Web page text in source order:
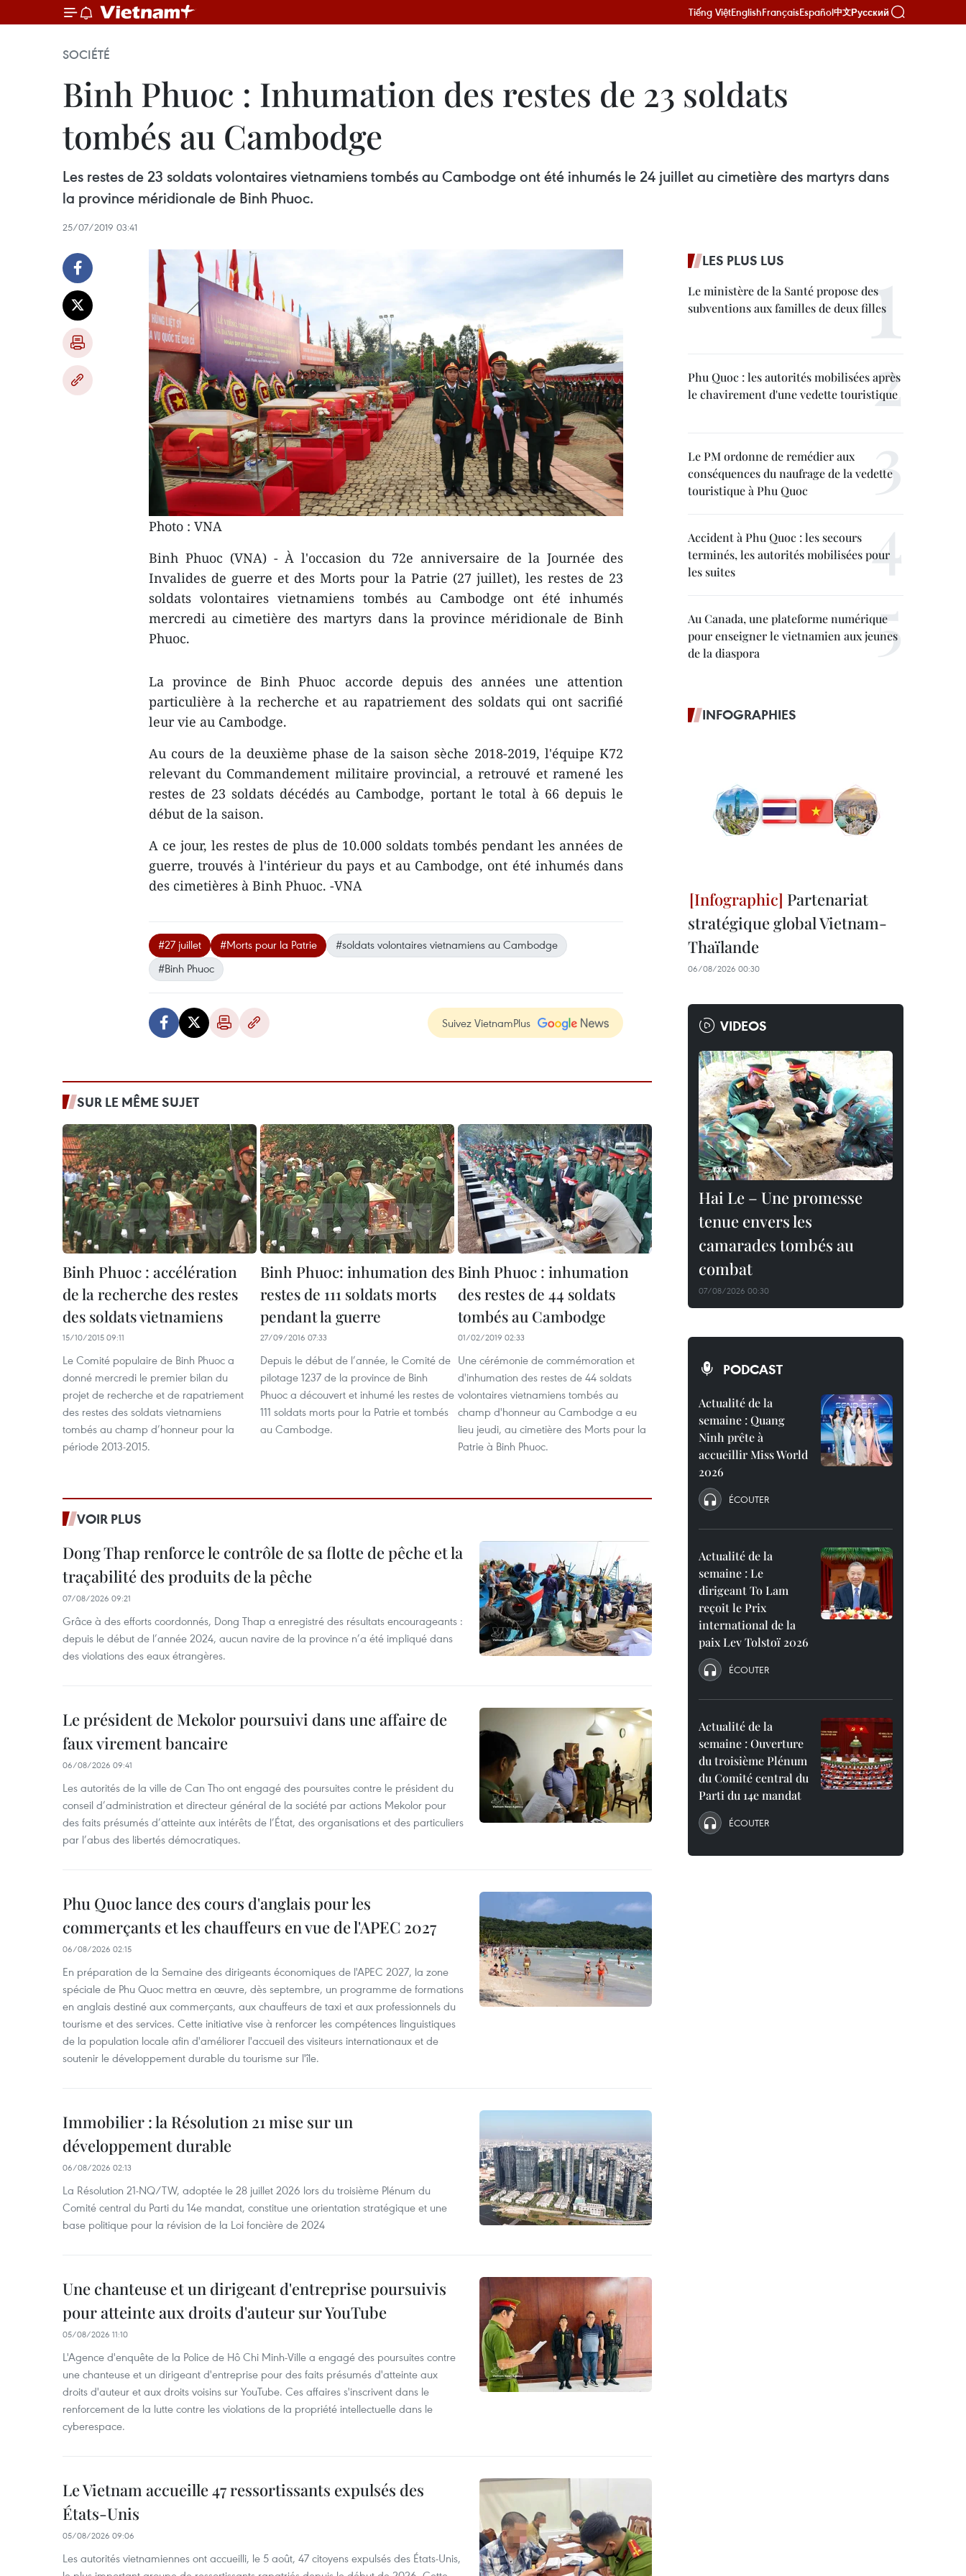
Tiếng ViệtEnglishFrançaisEspañol中文Русский
SOCIÉTÉ
Binh Phuoc : Inhumation des restes de 23 soldats
tombés au Cambodge
Les restes de 23 soldats volontaires vietnamiens tombés au Cambodge ont été inhumés le 24 juillet au cimetière des martyrs dans
la province méridionale de Binh Phuoc.
25/07/2019 03:41
Photo : VNA
Binh Phuoc (VNA) - À l'occasion du 72e anniversaire de la Journée des
Invalides de guerre et des Morts pour la Patrie (27 juillet), les restes de 23
soldats volontaires vietnamiens tombés au Cambodge ont été inhumés
mercredi au cimetière des martyrs dans la province méridionale de Binh
Phuoc.
La province de Binh Phuoc accorde depuis des années une attention
particulière à la recherche et au rapatriement des soldats qui ont sacrifié
leur vie au Cambodge.
Au cours de la deuxième phase de la saison sèche 2018-2019, l'équipe K72
relevant du Commandement militaire provincial, a retrouvé et ramené les
restes de 23 soldats décédés au Cambodge, portant le total à 66 depuis le
début de la saison.
A ce jour, les restes de plus de 10.000 soldats tombés pendant les années de
guerre, trouvés à l'intérieur du pays et au Cambodge, ont été inhumés dans
des cimetières à Binh Phuoc. -VNA
#27 juillet #Morts pour la Patrie
#soldats volontaires vietnamiens au Cambodge
#Binh Phuoc
Suivez VietnamPlus
SUR LE MÊME SUJET
Binh Phuoc : accélération
de la recherche des restes
des soldats vietnamiens
15/10/2015 09:11
Le Comité populaire de Binh Phuoc a
donné mercredi le premier bilan du
projet de recherche et de rapatriement
des restes des soldats vietnamiens
tombés au champ d’honneur pour la
période 2013-2015.
Binh Phuoc: inhumation des
restes de 111 soldats morts
pendant la guerre
27/09/2016 07:33
Depuis le début de l’année, le Comité de
pilotage 1237 de la province de Binh
Phuoc a découvert et inhumé les restes de
111 soldats morts pour la Patrie et tombés
au Cambodge.
Binh Phuoc : inhumation
des restes de 44 soldats
tombés au Cambodge
01/02/2019 02:33
Une cérémonie de commémoration et
d'inhumation des restes de 44 soldats
volontaires vietnamiens tombés au
champ d'honneur au Cambodge a eu
lieu jeudi, au cimetière des Morts pour la
Patrie à Binh Phuoc.
VOIR PLUS
Dong Thap renforce le contrôle de sa flotte de pêche et la
traçabilité des produits de la pêche
07/08/2026 09:21
Grâce à des efforts coordonnés, Dong Thap a enregistré des résultats encourageants :
depuis le début de l’année 2024, aucun navire de la province n’a été impliqué dans
des violations des eaux étrangères.
Le président de Mekolor poursuivi dans une affaire de
faux virement bancaire
06/08/2026 09:41
Les autorités de la ville de Can Tho ont engagé des poursuites contre le président du
conseil d’administration et directeur général de la société par actions Mekolor pour
des faits présumés d’atteinte aux intérêts de l’État, des organisations et des particuliers
par l’abus des libertés démocratiques.
Phu Quoc lance des cours d'anglais pour les
commerçants et les chauffeurs en vue de l'APEC 2027
06/08/2026 02:15
En préparation de la Semaine des dirigeants économiques de l'APEC 2027, la zone
spéciale de Phu Quoc mettra en œuvre, dès septembre, un programme de formations
en anglais destiné aux commerçants, aux chauffeurs de taxi et aux professionnels du
tourisme et des services. Cette initiative vise à renforcer les compétences linguistiques
de la population locale afin d'améliorer l'accueil des visiteurs internationaux et de
soutenir le développement durable du tourisme sur l'île.
Immobilier : la Résolution 21 mise sur un
développement durable
06/08/2026 02:13
La Résolution 21-NQ/TW, adoptée le 28 juillet 2026 lors du troisième Plénum du
Comité central du Parti du 14e mandat, constitue une orientation stratégique et une
base politique pour la révision de la Loi foncière de 2024
Une chanteuse et un dirigeant d'entreprise poursuivis
pour atteinte aux droits d'auteur sur YouTube
05/08/2026 11:10
L'Agence d'enquête de la Police de Hô Chi Minh-Ville a engagé des poursuites contre
une chanteuse et un dirigeant d'entreprise pour des faits présumés d'atteinte aux
droits d'auteur et aux droits voisins sur YouTube. Ces affaires s'inscrivent dans le
renforcement de la lutte contre les violations de la propriété intellectuelle dans le
cyberespace.
Le Vietnam accueille 47 ressortissants expulsés des
États-Unis
05/08/2026 09:06
Les autorités vietnamiennes ont accueilli, le 5 août, 47 citoyens expulsés des États-Unis,
LES PLUS LUS
Le ministère de la Santé propose des
subventions aux familles de deux filles
Phu Quoc : les autorités mobilisées après
le chavirement d'une vedette touristique
Le PM ordonne de remédier aux
conséquences du naufrage de la vedette
touristique à Phu Quoc
Accident à Phu Quoc : les secours
terminés, les autorités mobilisées pour
les suites
Au Canada, une plateforme numérique
pour enseigner le vietnamien aux jeunes
de la diaspora
INFOGRAPHIES
Partenariat
stratégique global Vietnam-
Thaïlande
06/08/2026 00:30
VIDEOS
Hai Le – Une promesse
tenue envers les
camarades tombés au
combat
07/08/2026 00:30
PODCAST
Actualité de la
semaine : Quang
Ninh prête à
accueillir Miss World
2026
ÉCOUTER
Actualité de la
semaine : Le
dirigeant To Lam
reçoit le Prix
international de la
paix Lev Tolstoï 2026
ÉCOUTER
Actualité de la
semaine : Ouverture
du troisième Plénum
du Comité central du
Parti du 14e mandat
ÉCOUTER